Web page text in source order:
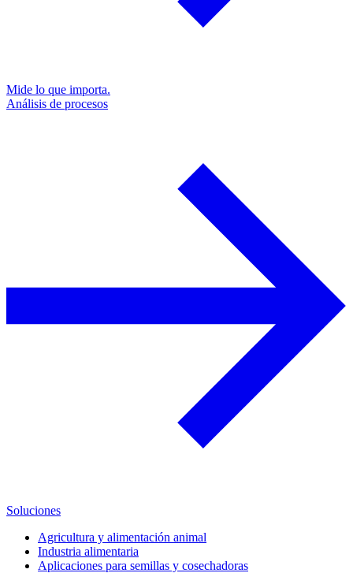
Mide lo que importa.
Análisis de procesos
Soluciones
Agricultura y alimentación animal
Industria alimentaria
Aplicaciones para semillas y cosechadoras